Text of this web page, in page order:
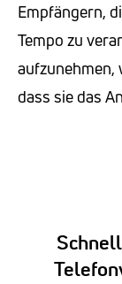
Empfängern,
Tempo zu
aufzunehmen,
dass sie das